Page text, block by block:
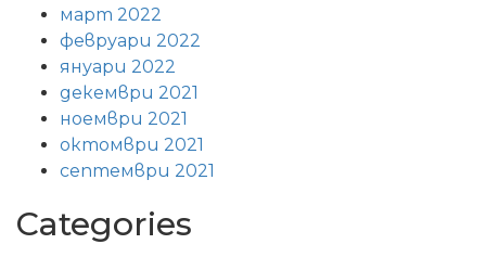
март 2022
февруари 2022
януари 2022
декември 2021
ноември 2021
октомври 2021
септември 2021
Categories